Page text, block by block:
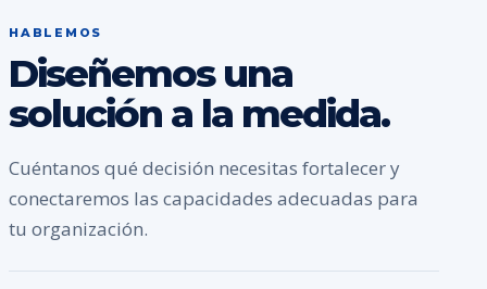
HABLEMOS
Diseñemos una
solución a la medida.
Cuéntanos qué decisión necesitas fortalecer y
conectaremos las capacidades adecuadas para
tu organización.